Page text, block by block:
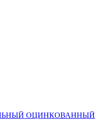
ОЦИНКОВАННЫЙ